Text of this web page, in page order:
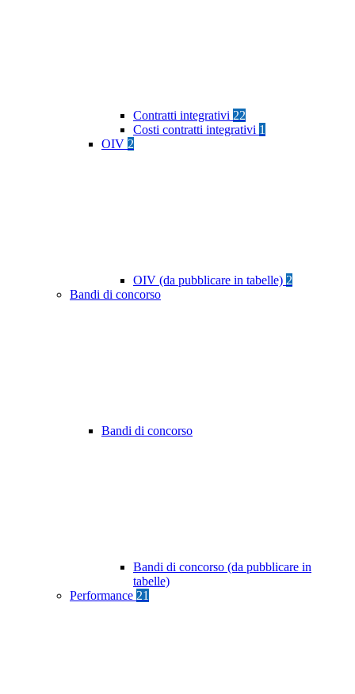
Contratti integrativi 22
Costi contratti integrativi 1
OIV 2
OIV (da pubblicare in tabelle) 2
Bandi di concorso
Bandi di concorso
Bandi di concorso (da pubblicare in
tabelle)
Performance 21